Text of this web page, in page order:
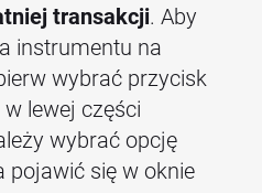
transakcji. Aby
instrumentu na
wybrać przycisk
lewej części
wybrać opcję
pojawić się w oknie